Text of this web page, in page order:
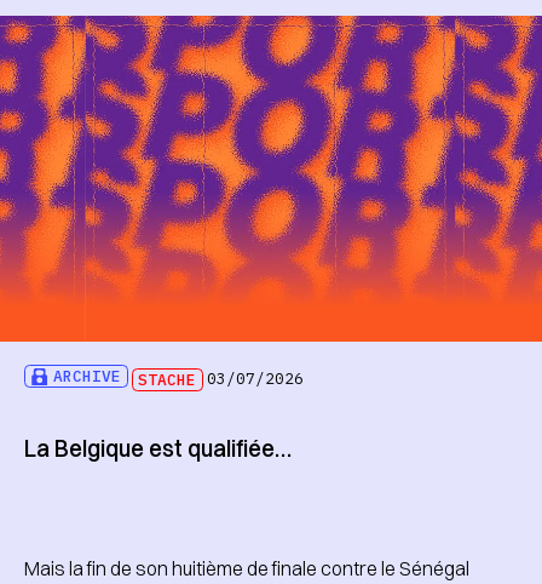
ARCHIVE STACHE 03/07/2026
La Belgique est qualifiée…
Mais la fin de son huitième de finale contre le Sénégal